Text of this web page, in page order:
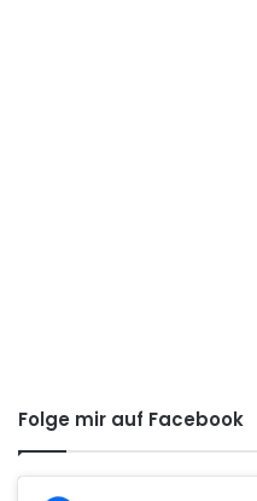
Folge mir auf Facebook